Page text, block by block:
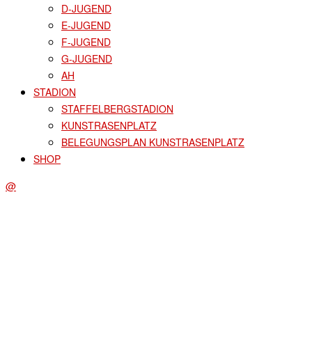
D-JUGEND
E-JUGEND
F-JUGEND
G-JUGEND
AH
STADION
STAFFELBERGSTADION
KUNSTRASENPLATZ
BELEGUNGSPLAN KUNSTRASENPLATZ
SHOP
@